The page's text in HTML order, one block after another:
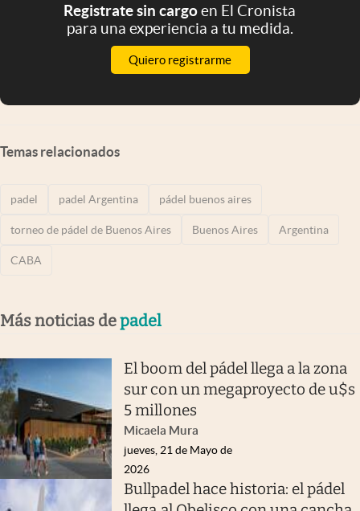
Registrate sin cargoen El Cronista
para una experiencia a tu medida.
Quiero registrarme
Temas relacionados
padel padel Argentina pádel buenos aires
torneo de pádel de Buenos Aires Buenos Aires Argentina
CABA
Más noticias depadel
El boom del pádel llega a la zona
sur con un megaproyecto de u$s
5 millones
Micaela Mura
jueves, 21 de Mayo de
2026
Bullpadel hace historia: el pádel